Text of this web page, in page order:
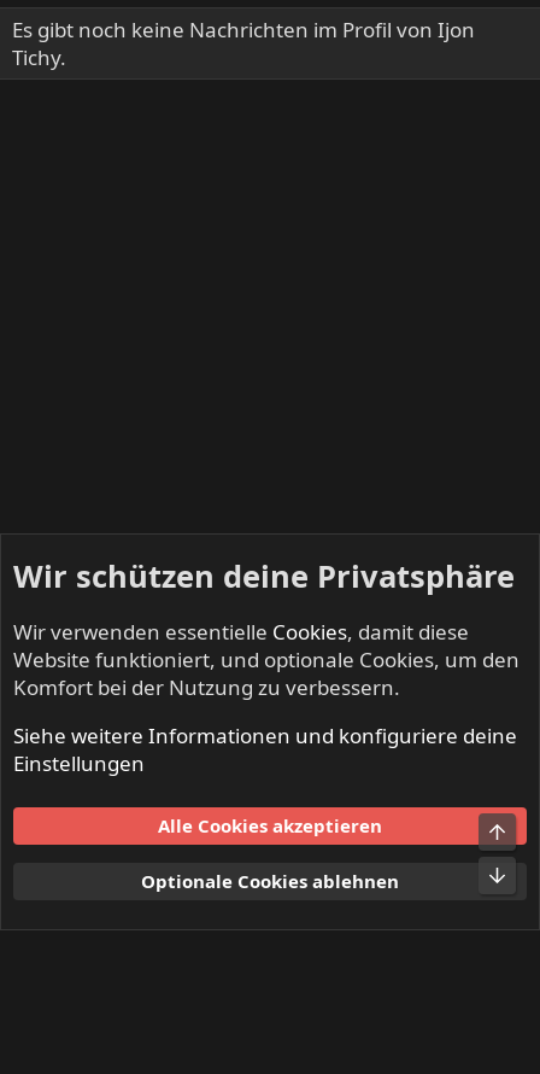
Es gibt noch keine Nachrichten im Profil von Ijon
Tichy.
Mitglieder
Nutzungsbedingungen
Datenschutz
S
Wir schützen deine Privatsphäre
Wir verwenden essentielle Cookies, damit diese
Website funktioniert, und optionale Cookies, um den
Komfort bei der Nutzung zu verbessern.
Siehe weitere Informationen und konfiguriere deine
Einstellungen
Alle Cookies akzeptieren
Optionale Cookies ablehnen